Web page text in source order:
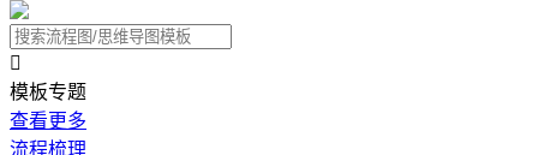

模板专题
查看更多
流程梳理